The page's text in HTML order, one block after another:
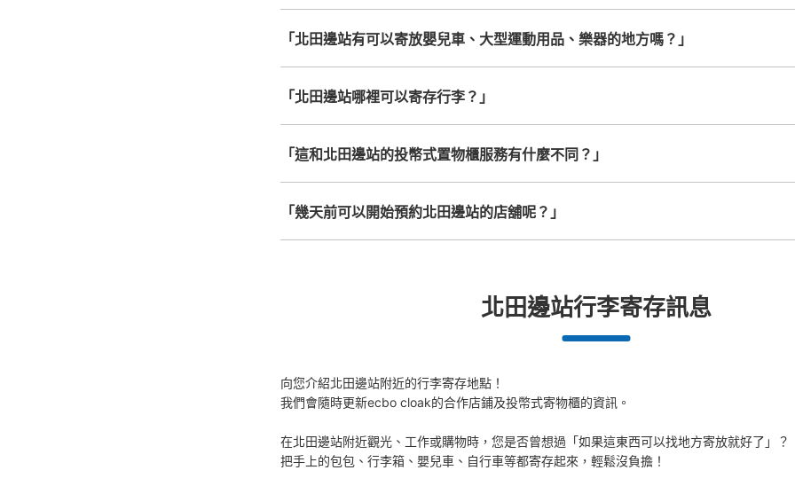
「北田邊站有可以寄放嬰兒車、大型運動用品、樂器的地方嗎？」
「北田邊站哪裡可以寄存行李？」
「這和北田邊站的投幣式置物櫃服務有什麼不同？」
「幾天前可以開始預約北田邊站的店舖呢？」
北田邊站行李寄存訊息
向您介紹北田邊站附近的行李寄存地點！
我們會隨時更新ecbo cloak的合作店鋪及投幣式寄物櫃的資訊。
在北田邊站附近觀光、工作或購物時，您是否曾想過「如果這東西可以找地方寄放就好了」？
把手上的包包、行李箱、嬰兒車、自行車等都寄存起來，輕鬆沒負擔！